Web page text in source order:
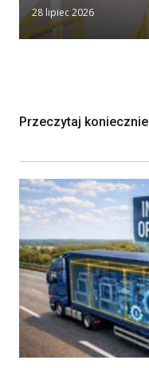
28 lipiec 2026
Przeczytaj koniecznie